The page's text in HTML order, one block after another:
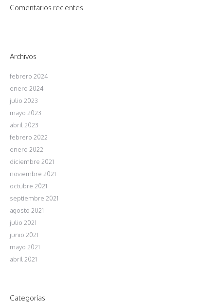
Comentarios recientes
Archivos
febrero 2024
enero 2024
julio 2023
mayo 2023
abril 2023
febrero 2022
enero 2022
diciembre 2021
noviembre 2021
octubre 2021
septiembre 2021
agosto 2021
julio 2021
junio 2021
mayo 2021
abril 2021
Categorías